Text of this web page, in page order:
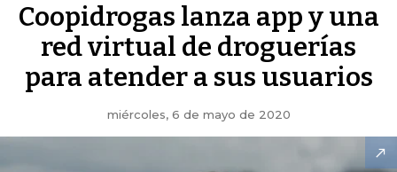
Coopidrogas lanza app y una
red virtual de droguerías
para atender a sus usuarios
miércoles, 6 de mayo de 2020